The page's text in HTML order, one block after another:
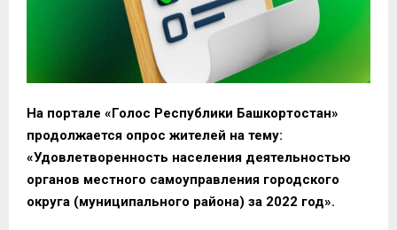
На портале «Голос Республики Башкортостан»
продолжается опрос жителей на тему:
«Удовлетворенность населения деятельностью
органов местного самоуправления городского
округа (муниципального района) за 2022 год».